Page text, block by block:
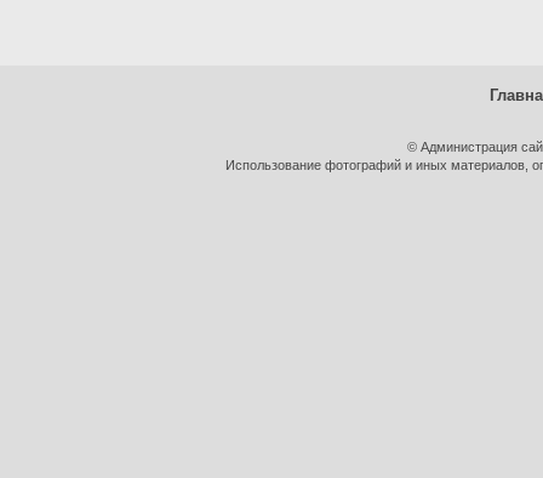
© Администрация
Использование фотографий и иных материалов,